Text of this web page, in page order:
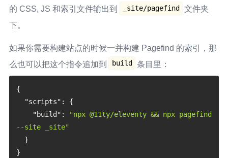
的 CSS, JS 和索引文件输出到
_site/pagefind
文件夹
下。
如果你需要构建站点的时候一并构建 Pagefind 的索引，那
么也可以把这个指令追加到
build 条目里：
{
"scripts" :
{
"build" :
"npx @11ty/eleventy && npx pagefind
--site _site"
}
}